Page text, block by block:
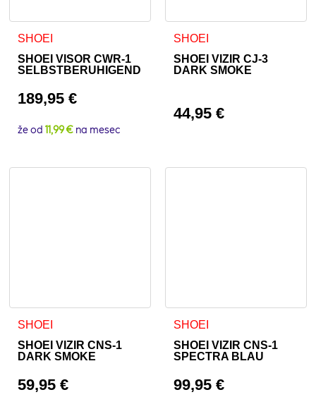
SHOEI
SHOEI VISOR CWR-1
SELBSTBERUHIGEND
189,95€
že od11,99 € na mesec
SHOEI
SHOEI VIZIR CJ-3
DARK SMOKE
44,95 €
SHOEI
SHOEI VIZIR CNS-1
DARK SMOKE
59,95€
SHOEI
SHOEI VIZIR CNS-1
SPECTRA BLAU
99,95 €